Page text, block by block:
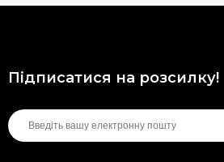
Підписатися на розсилку!